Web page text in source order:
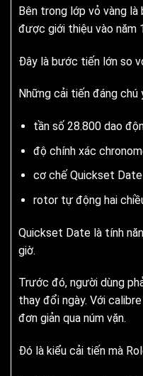
Bên trong lớp vỏ vàng là
được giới thiệu vào năm
Đây là bước tiến lớn so
Những cải tiến đáng chú
tần số 28.800 dao
độ chính xác
cơ chế Quickset Date
rotor tự động hai
Quickset Date là tính
giờ.
Trước đó, người dùng
thay đổi ngày. Với
đơn giản qua núm vặn.
Đó là kiểu cải tiến mà